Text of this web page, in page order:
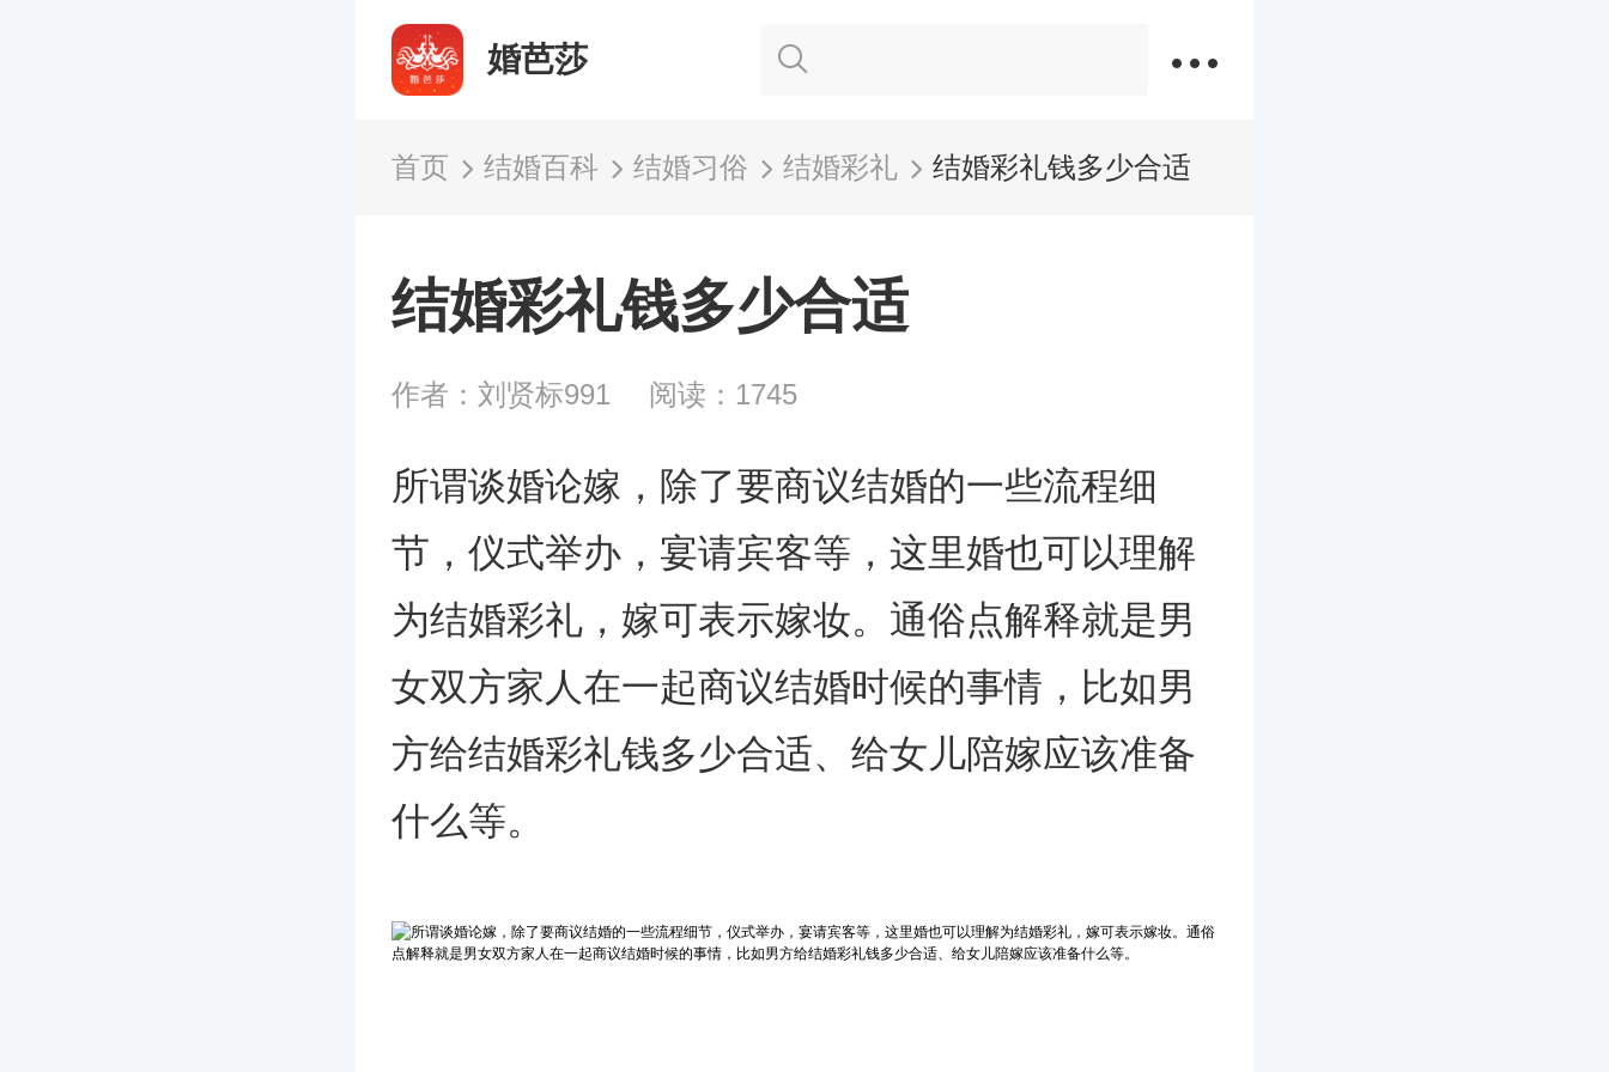
婚芭莎
首页 结婚百科 结婚习俗 结婚彩礼 结婚彩礼钱多少合适
结婚彩礼钱多少合适
作者：刘贤标991 阅读：1745
所谓谈婚论嫁，除了要商议结婚的一些流程细
节，仪式举办，宴请宾客等，这里婚也可以理解
为结婚彩礼，嫁可表示嫁妆。通俗点解释就是男
女双方家人在一起商议结婚时候的事情，比如男
方给结婚彩礼钱多少合适、给女儿陪嫁应该准备
什么等。